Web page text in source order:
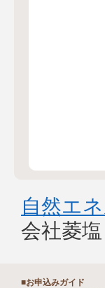
自然エ
会社菱
■お申込みガイド